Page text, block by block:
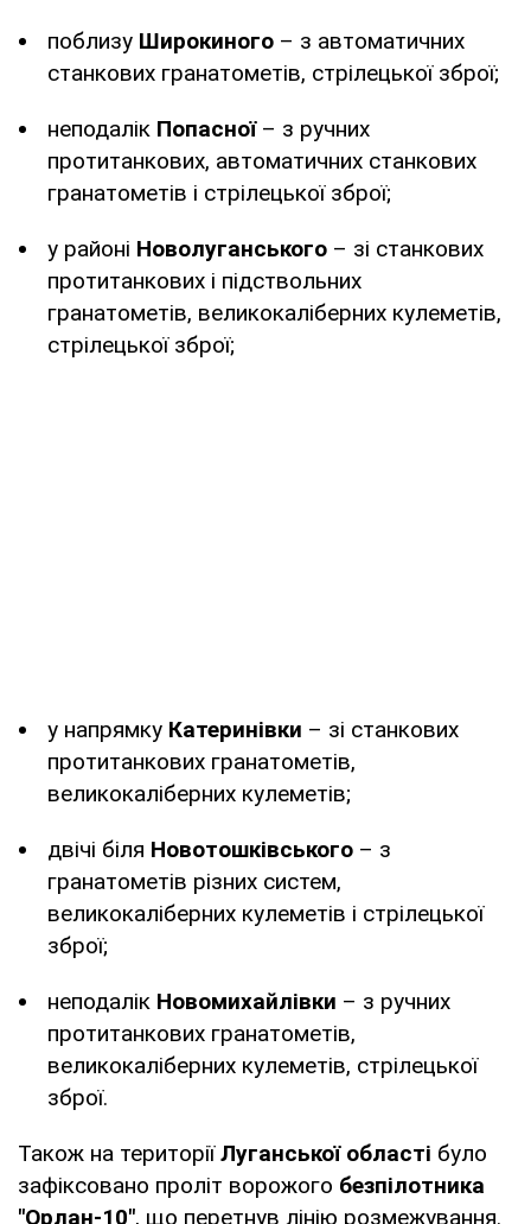
поблизу Широкиного – з автоматичних
станкових гранатометів, стрілецької зброї;
неподалік Попасної – з ручних
протитанкових, автоматичних станкових
гранатометів і стрілецької зброї;
у районі Новолуганського – зі станкових
протитанкових і підствольних
гранатометів, великокаліберних кулеметів,
стрілецької зброї;
у напрямку Катеринівки – зі станкових
протитанкових гранатометів,
великокаліберних кулеметів;
двічі біля Новотошківського – з
гранатометів різних систем,
великокаліберних кулеметів і стрілецької
зброї;
неподалік Новомихайлівки – з ручних
протитанкових гранатометів,
великокаліберних кулеметів, стрілецької
зброї.
Також на територіїЛуганської області було
зафіксовано проліт ворожого безпілотника
"Орлан-10", що перетнув лінію розмежування.